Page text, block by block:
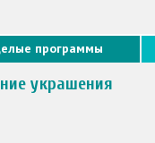
программы
украшения